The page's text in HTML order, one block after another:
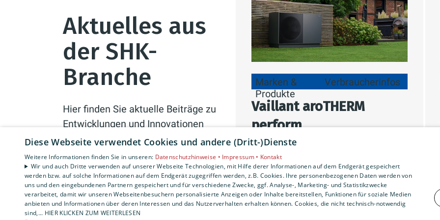
Aktuelles aus
der SHK-
Branche
Hier finden Sie aktuelle Beiträge zu
Entwicklungen und Innovationen
aus dem Heizungs-, Klima- und
Sanitärbereich sowie
Pressemitteilungen unserer Firma.
Sie wollen mehr zu einem Thema
erfahren oder haben Anmerkungen
Marken &
Produkte
Verbraucherinfos
Vaillant aroTHERM
perform
Leistungsstarke Luft-Wasser-
Wärmepumpe (bis 20 kW) für
große Neubauten, Sanierungen und
Gewerbe – mit hoher
Vorlauftemperatur, flexibler
Diese Webseite verwendet Cookies und andere (Dritt-)Dienste
Weitere Informationen finden Sie in unseren: Datenschutzhinweise • Impressum • Kontakt
Wir und auch Dritte verwenden auf unserer Webseite Technologien, mit Hilfe derer Informationen auf dem Endgerät gespeichert
werden bzw. auf solche Informationen auf dem Endgerät zugegriffen werden, z.B. Cookies. Ihre personenbezogenen Daten werden von
uns und den eingebundenen Partnern gespeichert und für verschiedene Zwecke, ggf. Analyse-, Marketing- und Statistikzwecke
verarbeitet, damit wir unseren Webseitenbesuchern personalisierte Anzeigen oder Inhalte bereitstellen, Funktionen für soziale Medien
anbieten und Informationen über deren Interessen und das Nutzerverhalten erhalten können. Cookies, die nicht technisch-notwendig
sind,... HIER KLICKEN ZUM WEITERLESEN